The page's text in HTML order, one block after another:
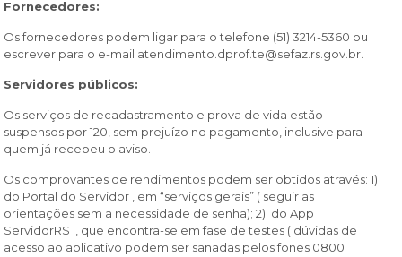
Fornecedores:
Os fornecedores podem ligar para o telefone (51) 3214-5360 ou
escrever para o e-mail atendimento.dprof.te@sefaz.rs.gov.br.
Servidores públicos:
Os serviços de recadastramento e prova de vida estão
suspensos por 120, sem prejuízo no pagamento, inclusive para
quem já recebeu o aviso.
Os comprovantes de rendimentos podem ser obtidos através: 1)
do Portal do Servidor , em “serviços gerais” ( seguir as
orientações sem a necessidade de senha); 2) do App
ServidorRS , que encontra-se em fase de testes ( dúvidas de
acesso ao aplicativo podem ser sanadas pelos fones 0800